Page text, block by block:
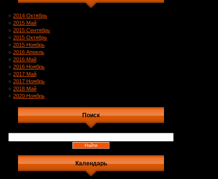
2014 Октябрь
2015 Май
2015 Сентябрь
2015 Октябрь
2015 Ноябрь
2016 Апрель
2016 Май
2016 Ноябрь
2017 Май
2017 Ноябрь
2018 Май
2020 Ноябрь
Поиск
Календарь